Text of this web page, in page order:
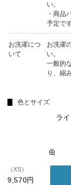
い。
・商品
予定です
お洗濯につ
いて
お洗濯
い。
一般的
り、縮
色とサイズ
ラ
（XS）
9,570円